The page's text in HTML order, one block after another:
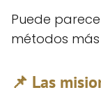
Puede
métodos
📌 Las